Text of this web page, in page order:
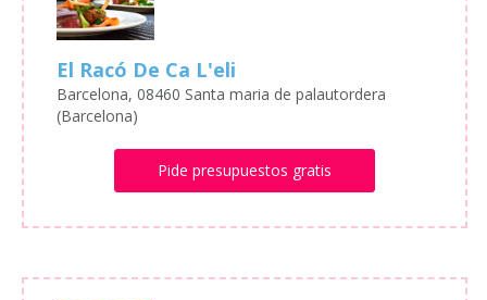
El Racó De Ca L'eli
Barcelona, 08460 Santa maria de palautordera
(Barcelona)
Pide presupuestos gratis